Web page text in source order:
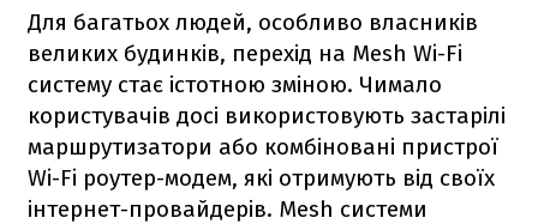
Для багатьох людей, особливо власників
великих будинків, перехід на Mesh Wi-Fi
систему стає істотною зміною. Чимало
користувачів досі використовують застарілі
маршрутизатори або комбіновані пристрої
Wi-Fi роутер-модем, які отримують від своїх
інтернет-провайдерів. Mesh системи